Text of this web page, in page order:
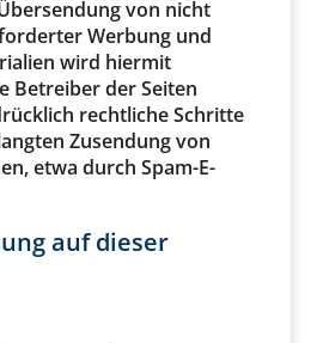
von nicht
Werbung und
wird hiermit
Betreiber der Seiten
rechtliche Schritte
Zusendung von
etwa durch Spam-E-
auf dieser